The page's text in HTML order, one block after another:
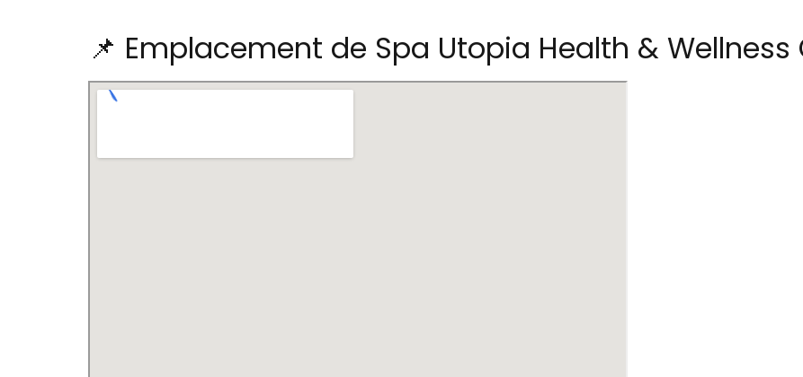
📌 Emplacement de Spa Utopia Health & Wellness